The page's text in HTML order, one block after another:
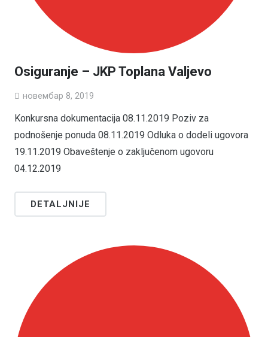
Osiguranje – JKP Toplana Valjevo
новембар 8, 2019
Konkursna dokumentacija 08.11.2019 Poziv za
podnošenje ponuda 08.11.2019 Odluka o dodeli ugovora
19.11.2019 Obaveštenje o zaključenom ugovoru
04.12.2019
DETALJNIJE